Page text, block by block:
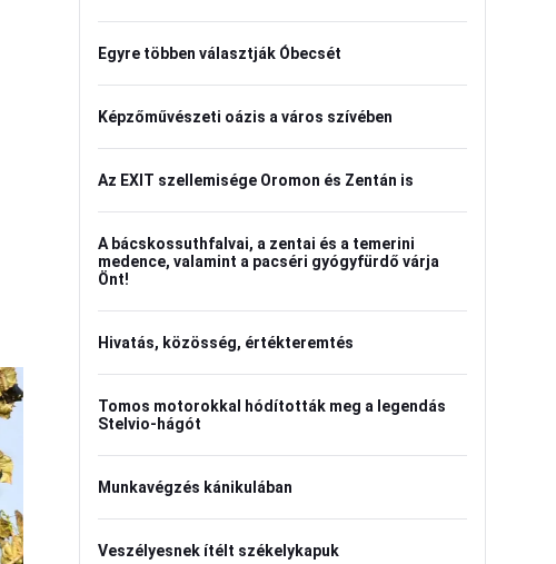
Egyre többen választják Óbecsét
Képzőművészeti oázis a város szívében
Az EXIT szellemisége Oromon és Zentán is
A bácskossuthfalvai, a zentai és a temerini
medence, valamint a pacséri gyógyfürdő várja
Önt!
Hivatás, közösség, értékteremtés
Tomos motorokkal hódították meg a legendás
Stelvio-hágót
Munkavégzés kánikulában
Veszélyesnek ítélt székelykapuk